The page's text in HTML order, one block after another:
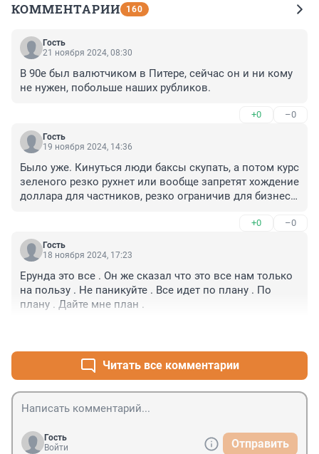
КОММЕНТАРИИ 160
Гость
21 ноября 2024, 08:30
В 90е был валютчиком в Питере, сейчас он и ни кому
не нужен, побольше наших рубликов.
+0 –0
Гость
19 ноября 2024, 14:36
Было уже. Кинуться люди баксы скупать, а потом курс
зеленого резко рухнет или вообще запретят хождение
доллара для частников, резко ограничив для бизнеса.
+0 –0
Гость
18 ноября 2024, 17:23
Ерунда это все . Он же сказал что это все нам только
на пользу . Не паникуйте . Все идет по плану . По
плану . Дайте мне план .
Читать все комментарии
Гость
Войти
Отправить